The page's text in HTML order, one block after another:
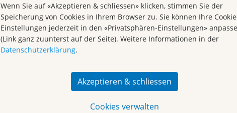
Wenn Sie auf «Akzeptieren & schliessen» klicken, stimmen Sie der
Speicherung von Cookies in Ihrem Browser zu. Sie können Ihre
Einstellungen jederzeit in den «Privatsphären-Einstellungen»
(Link ganz zuunterst auf der Seite). Weitere Informationen in der
Datenschutzerklärung.
Akzeptieren & schliessen
Cookies verwalten